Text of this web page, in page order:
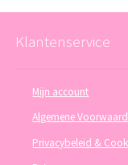
Klantenservice
Mijn account
Algemene
Privacybeleid &